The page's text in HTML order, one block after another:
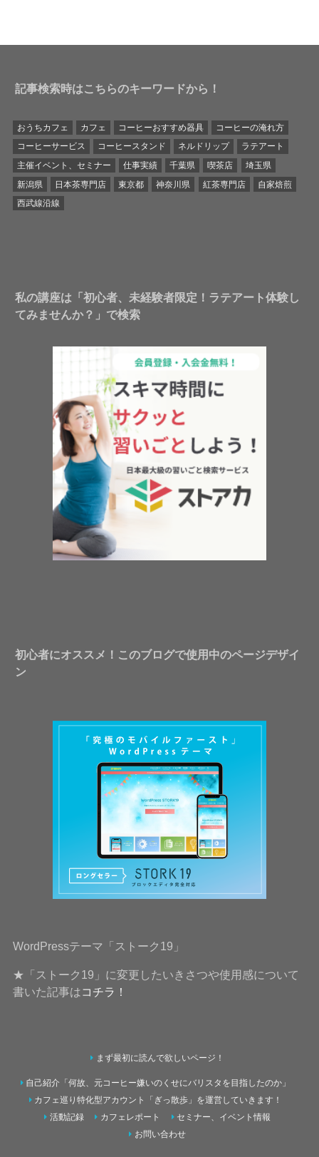
記事検索時はこちらのキーワードから！
おうちカフェ カフェ コーヒーおすすめ器具
コーヒーの淹れ方
コーヒーサービス
コーヒースタンド ネルドリップ
ラテアート
主催イベント、セミナー
仕事実績 千葉県 喫茶店
埼玉県
新潟県
日本茶専門店 東京都 神奈川県 紅茶専門店
自家焙煎
西武線沿線
私の講座は「初心者、未経験者限定！ラテアート体験し
てみませんか？」で検索
初心者にオススメ！このブログで使用中のページデザイ
ン
WordPressテーマ「ストーク19」
★「ストーク19」に変更したいきさつや使用感について
書いた記事はコチラ！
まず最初に読んで欲しいページ！
自己紹介「何故、元コーヒー嫌いのくせにバリスタを目指したのか」
カフェ巡り特化型アカウント「ぎっ散歩」を運営していきます！
活動記録
カフェレポート
セミナー、イベント情報
お問い合わせ